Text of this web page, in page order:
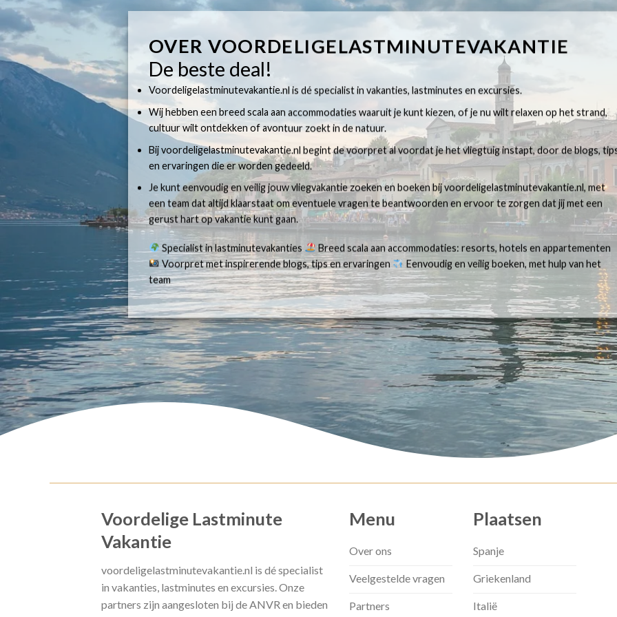
OVER VOORDELIGELASTMINUTEVAKANTIE
De beste deal!
Voordeligelastminutevakantie.nl is dé specialist in vakanties, lastminutes en excursies.
Wij hebben een breed scala aan accommodaties waaruit je kunt kiezen, of je nu wilt relaxen op het strand,
cultuur wilt ontdekken of avontuur zoekt in de natuur.
Bij voordeligelastminutevakantie.nl begint de voorpret al voordat je het vliegtuig instapt, door de blogs,
en ervaringen die er worden gedeeld.
Je kunt eenvoudig en veilig jouw vliegvakantie zoeken en boeken bij voordeligelastminutevakantie.nl, met
een team dat altijd klaarstaat om eventuele vragen te beantwoorden en ervoor te zorgen dat jij met een
gerust hart op vakantie kunt gaan.
Specialist in lastminutevakanties
Breed scala aan accommodaties: resorts, hotels en appartementen
Voorpret met inspirerende blogs, tips en ervaringen
Eenvoudig en veilig boeken, met hulp van het
team
Voordelige Lastminute
Vakantie
voordeligelastminutevakantie.nl is dé specialist
in vakanties, lastminutes en excursies. Onze
partners zijn aangesloten bij de ANVR en bieden
Menu
Over ons
Veelgestelde vragen
Partners
Plaatsen
Spanje
Griekenland
Italië